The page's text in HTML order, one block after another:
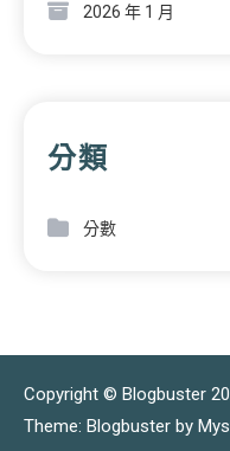
2026 年 1 月
分類
分數
Copyright © Blogbuster
Theme: Blogbuster by